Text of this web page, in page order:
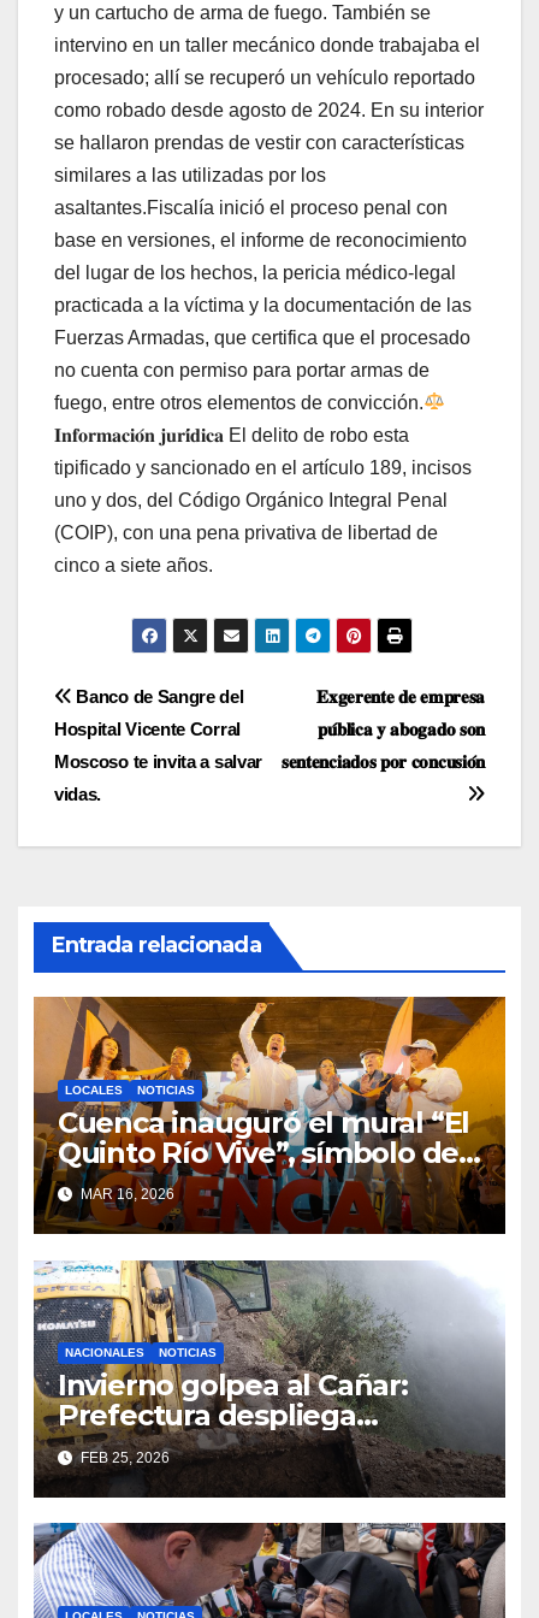
y un cartucho de arma de fuego. También se
intervino en un taller mecánico donde trabajaba el
procesado; allí se recuperó un vehículo reportado
como robado desde agosto de 2024. En su interior
se hallaron prendas de vestir con características
similares a las utilizadas por los
asaltantes.Fiscalía inició el proceso penal con
base en versiones, el informe de reconocimiento
del lugar de los hechos, la pericia médico-legal
practicada a la víctima y la documentación de las
Fuerzas Armadas, que certifica que el procesado
no cuenta con permiso para portar armas de
fuego, entre otros elementos de convicción.
𝐈𝐧𝐟𝐨𝐫𝐦𝐚𝐜𝐢𝐨́𝐧 𝐣𝐮𝐫𝐢́𝐝𝐢𝐜𝐚 El delito de robo esta
tipificado y sancionado en el artículo 189, incisos
uno y dos, del Código Orgánico Integral Penal
(COIP), con una pena privativa de libertad de
cinco a siete años.
Navegación
de
entradas
𝐄𝐱𝐠𝐞𝐫𝐞𝐧𝐭𝐞 𝐝𝐞 𝐞𝐦𝐩𝐫𝐞𝐬𝐚
𝐩𝐮́𝐛𝐥𝐢𝐜𝐚 𝐲 𝐚𝐛𝐨𝐠𝐚𝐝𝐨 𝐬𝐨𝐧
𝐬𝐞𝐧𝐭𝐞𝐧𝐜𝐢𝐚𝐝𝐨𝐬 𝐩𝐨𝐫 𝐜𝐨𝐧𝐜𝐮𝐬𝐢𝐨́𝐧
Banco de Sangre del
Hospital Vicente Corral
Moscoso te invita a salvar
vidas.
Entrada relacionada
LOCALES NOTICIAS
Cuenca inauguró el mural “El
Quinto Río Vive”, símbolo de
la defensa ciudadana del
agua
MAR 16, 2026
NACIONALES NOTICIAS
Invierno golpea al Cañar:
Prefectura despliega
maquinaria en toda la
provincia para mantener las
vías operativas.
FEB 25, 2026